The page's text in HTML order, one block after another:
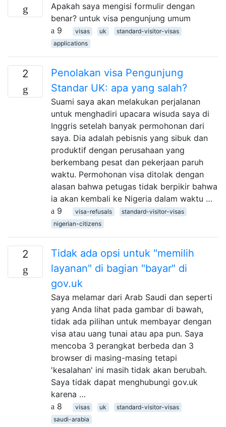
Apakah saya mengisi formulir dengan
benar? untuk visa pengunjung umum
9
visas uk
standard-visitor-visas
applications
2
Penolakan visa Pengunjung
Standar UK: apa yang salah?
Suami saya akan melakukan perjalanan
untuk menghadiri upacara wisuda saya di
Inggris setelah banyak permohonan dari
saya. Dia adalah pebisnis yang sibuk dan
produktif dengan perusahaan yang
berkembang pesat dan pekerjaan paruh
waktu. Permohonan visa ditolak dengan
alasan bahwa petugas tidak berpikir bahwa
ia akan kembali ke Nigeria dalam waktu …
9
visa-refusals
standard-visitor-visas
nigerian-citizens
2
Tidak ada opsi untuk "memilih
layanan" di bagian "bayar" di
gov.uk
Saya melamar dari Arab Saudi dan seperti
yang Anda lihat pada gambar di bawah,
tidak ada pilihan untuk membayar dengan
visa atau uang tunai atau apa pun. Saya
mencoba 3 perangkat berbeda dan 3
browser di masing-masing tetapi
'kesalahan' ini masih tidak akan berubah.
Saya tidak dapat menghubungi gov.uk
karena …
8
visas uk
standard-visitor-visas
saudi-arabia